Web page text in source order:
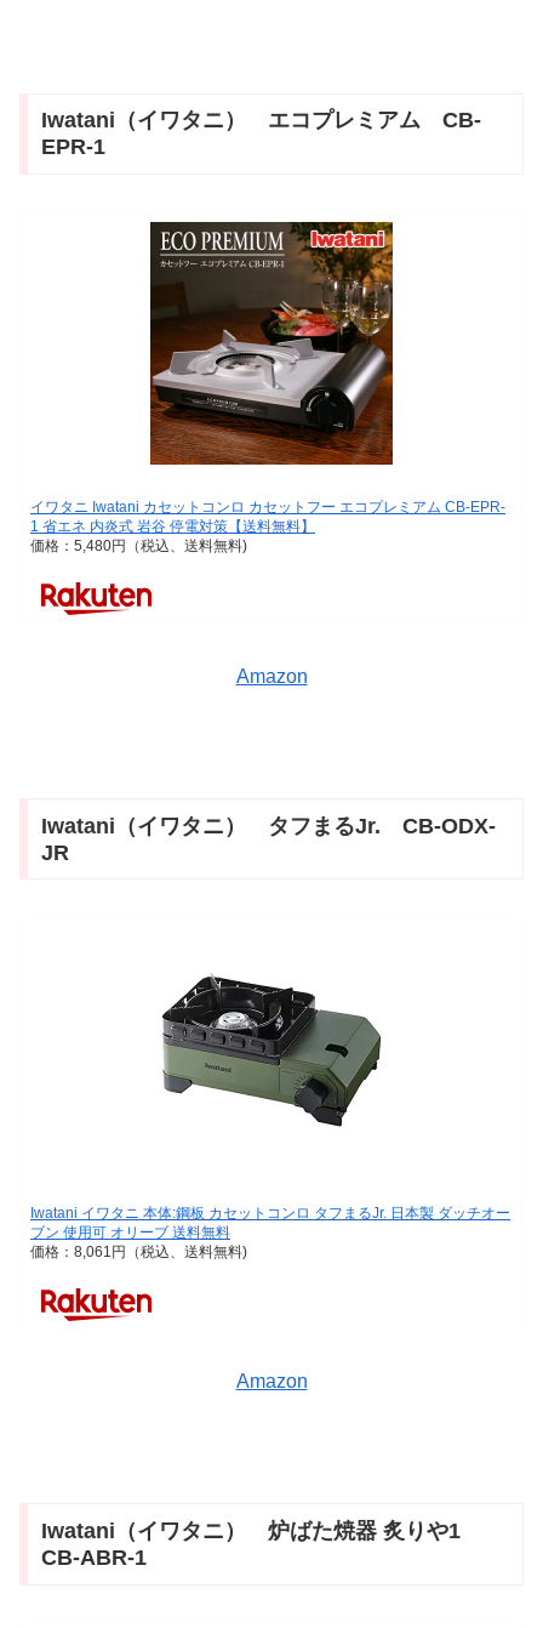
Iwatani（イワタニ） エコプレミアム CB-
EPR-1
イワタニ Iwatani カセットコンロ カセットフー エコプレミアム CB-EPR-
1 省エネ 内炎式 岩谷 停電対策【送料無料】
価格：5,480円（税込、送料無料)
Amazon
Iwatani（イワタニ） タフまるJr. CB-ODX-
JR
Iwatani イワタニ 本体:鋼板 カセットコンロ タフまるJr. 日本製 ダッチオー
ブン 使用可 オリーブ 送料無料
価格：8,061円（税込、送料無料)
Amazon
Iwatani（イワタニ） 炉ばた焼器 炙りや1
CB-ABR-1